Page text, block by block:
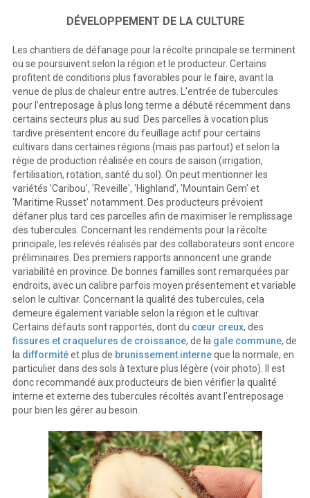
DÉVELOPPEMENT DE LA CULTURE
Les chantiers de défanage pour la récolte principale se terminent
ou se poursuivent selon la région et le producteur. Certains
profitent de conditions plus favorables pour le faire, avant la
venue de plus de chaleur entre autres. L'entrée de tubercules
pour l’entreposage à plus long terme a débuté récemment dans
certains secteurs plus au sud. Des parcelles à vocation plus
tardive présentent encore du feuillage actif pour certains
cultivars dans certaines régions (mais pas partout) et selon la
régie de production réalisée en cours de saison (irrigation,
fertilisation, rotation, santé du sol). On peut mentionner les
variétés 'Caribou', 'Reveille', 'Highland', 'Mountain Gem' et
'Maritime Russet' notamment. Des producteurs prévoient
défaner plus tard ces parcelles afin de maximiser le remplissage
des tubercules. Concernant les rendements pour la récolte
principale, les relevés réalisés par des collaborateurs sont encore
préliminaires. Des premiers rapports annoncent une grande
variabilité en province. De bonnes familles sont remarquées par
endroits, avec un calibre parfois moyen présentement et variable
selon le cultivar. Concernant la qualité des tubercules, cela
demeure également variable selon la région et le cultivar.
Certains défauts sont rapportés, dont du cœur creux, des
fissures et craquelures de croissance, de la gale commune, de
la difformitéet plus de brunissement interneque la normale, en
particulier dans des sols à texture plus légère (voir photo). Il est
donc recommandé aux producteurs de bien vérifier la qualité
interne et externe des tubercules récoltés avant l'entreposage
pour bien les gérer au besoin.